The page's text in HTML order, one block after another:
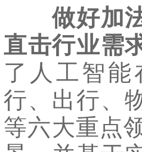
做好加
直击行业需
了人工智
行、出行、
等六大重点